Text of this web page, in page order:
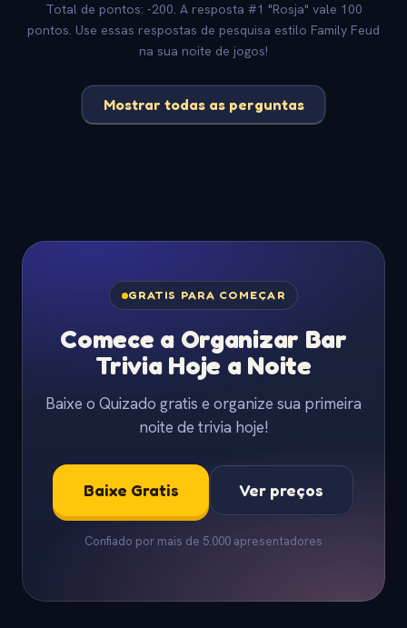
Total de pontos: -200. A resposta #1 "Rosja" vale 100
pontos. Use essas respostas de pesquisa estilo Family Feud
na sua noite de jogos!
Mostrar todas as perguntas
GRATIS PARA COMEÇAR
Comece a Organizar Bar
Trivia Hoje a Noite
Baixe o Quizado gratis e organize sua primeira
noite de trivia hoje!
Baixe Gratis Ver preços
Confiado por mais de 5.000 apresentadores